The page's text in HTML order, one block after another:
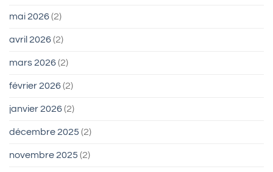
mai 2026(2)
avril 2026(2)
mars 2026(2)
février 2026(2)
janvier 2026(2)
décembre 2025 (2)
novembre 2025 (2)